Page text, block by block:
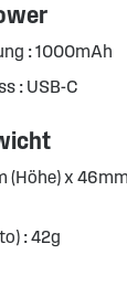
: 1000mAh
: USB-C
(Höhe) x
: 42g